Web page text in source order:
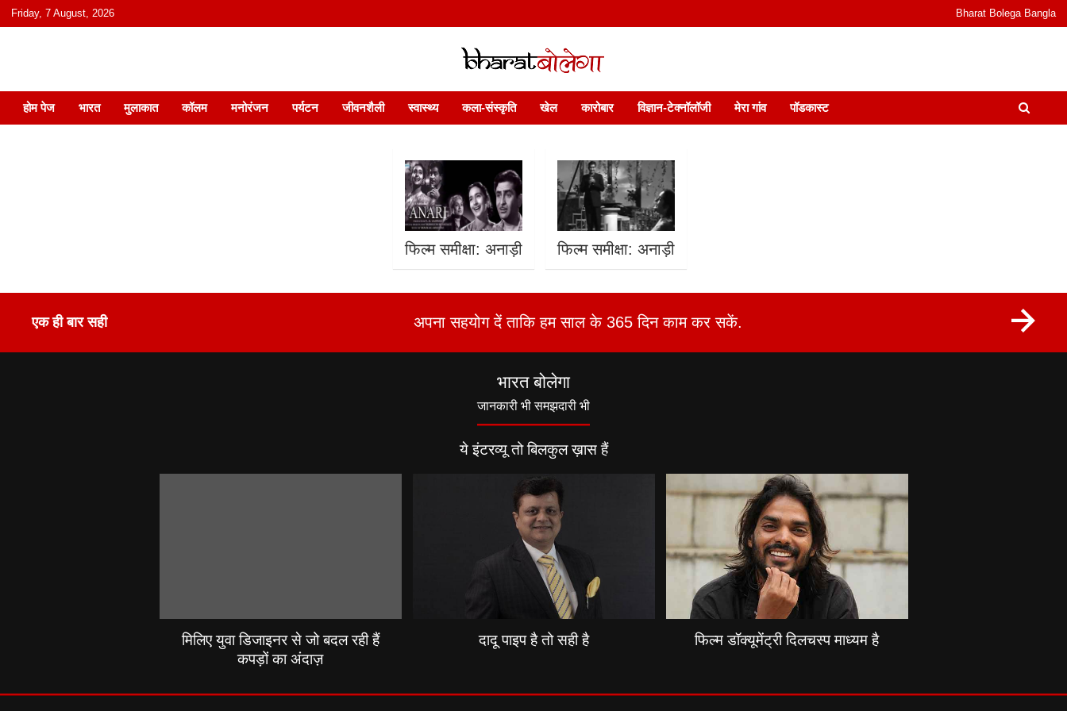
content
Friday, 7 August, 2026 Bharat Bolega Bangla
भारत बोलेगा
हिंदी में समाचार, विचार, ऑडियो, वीडियो और फ़ीचर. भारत बोलेगा हिंदी न्यूज़ वेबसाइट India: News, Views, Info, Trends & Podcast I जानकारी भी समझदारी भी और पॉडकास्ट
होम पेज भारत मुलाकात कॉलम मनोरंजन पर्यटन जीवनशैली स्वास्थ्य कला-संस्कृति खेल कारोबार विज्ञान-टेक्नॉलॉजी मेरा गांव पॉडकास्ट
फिल्म समीक्षा: अनाड़ी फिल्म समीक्षा: अनाड़ी
एक ही बार सही अपना सहयोग दें ताकि हम साल के 365 दिन काम कर सकें.
भारत बोलेगा
जानकारी भी समझदारी भी
ये इंटरव्यू तो बिलकुल ख़ास हैं
मिलिए युवा डिजाइनर से जो बदल रही हैं
कपड़ों का अंदाज़
दादू पाइप है तो सही है फिल्म डॉक्यूमेंट्री दिलचस्प माध्यम है